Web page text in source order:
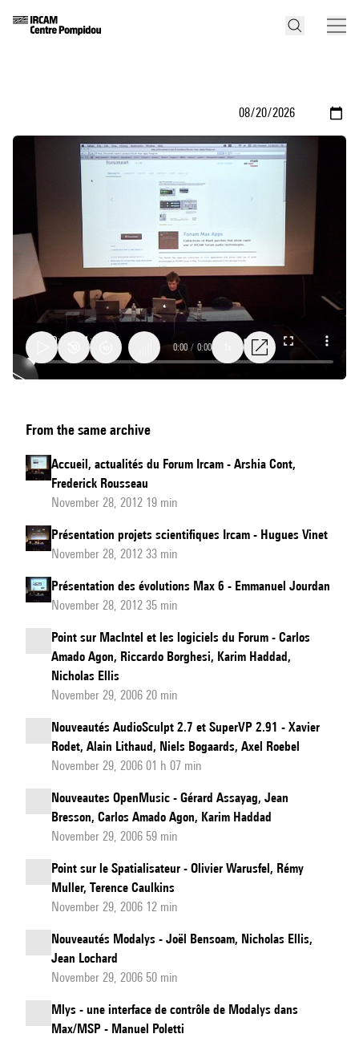
de
Max
Apps
débat
et
autour
6
0:00 / 0:00
From the same archive
Accueil, actualités du Forum Ircam - Arshia Cont,
Frederick Rousseau
November 28, 2012 19 min
Présentation projets scientifiques Ircam - Hugues Vinet
November 28, 2012 33 min
Présentation des évolutions Max 6 - Emmanuel Jourdan
November 28, 2012 35 min
Point sur MacIntel et les logiciels du Forum - Carlos
Amado Agon, Riccardo Borghesi, Karim Haddad,
Nicholas Ellis
November 29, 2006 20 min
Nouveautés AudioSculpt 2.7 et SuperVP 2.91 - Xavier
Rodet, Alain Lithaud, Niels Bogaards, Axel Roebel
November 29, 2006 01 h 07 min
Nouveautes OpenMusic - Gérard Assayag, Jean
Bresson, Carlos Amado Agon, Karim Haddad
November 29, 2006 59 min
Point sur le Spatialisateur - Olivier Warusfel, Rémy
Muller, Terence Caulkins
November 29, 2006 12 min
Nouveautés Modalys - Joël Bensoam, Nicholas Ellis,
Jean Lochard
November 29, 2006 50 min
Mlys - une interface de contrôle de Modalys dans
Max/MSP - Manuel Poletti